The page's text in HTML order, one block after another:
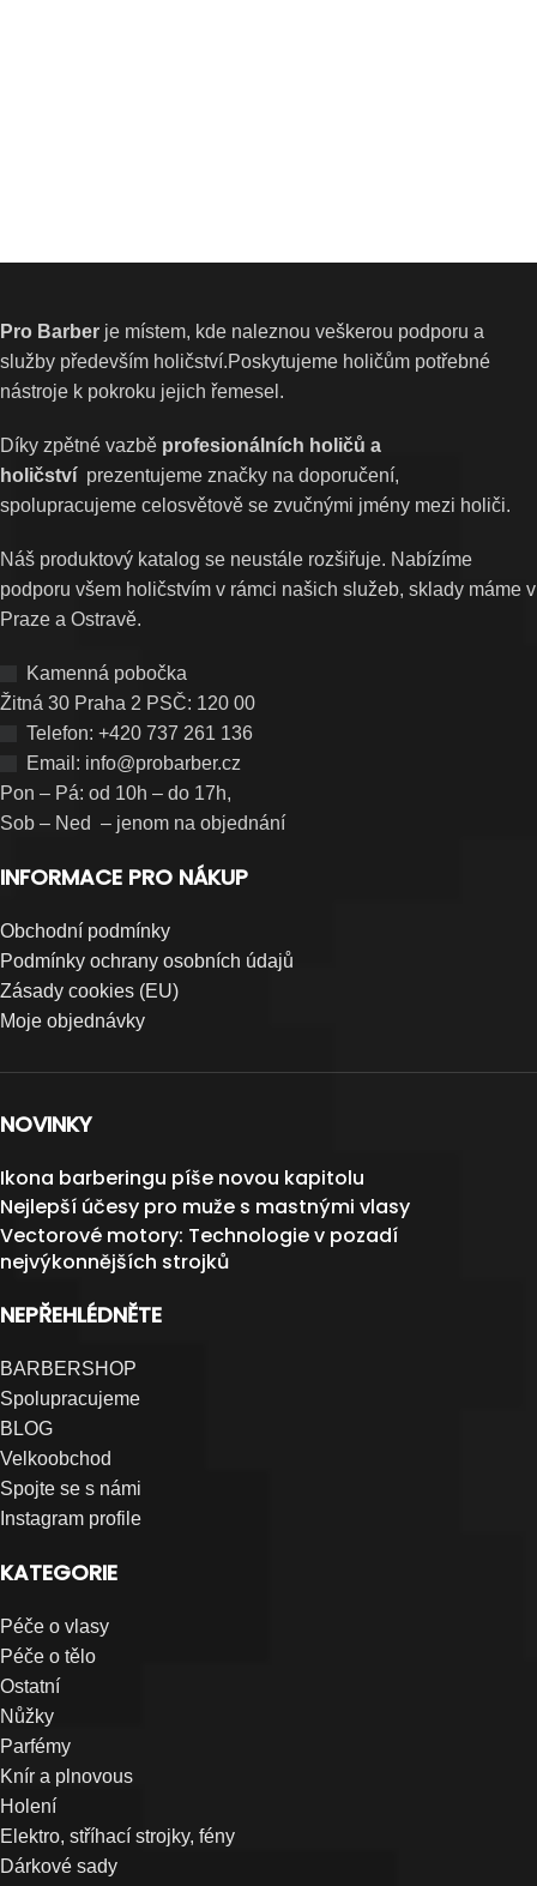
Pro Barber je místem, kde naleznou veškerou podporu a
služby především holičství.Poskytujeme holičům potřebné
nástroje k pokroku jejich řemesel.
Díky zpětné vazbě profesionálních holičů a
holičství prezentujeme značky na doporučení,
spolupracujeme celosvětově se zvučnými jmény mezi holiči.
Náš produktový katalog se neustále rozšiřuje. Nabízíme
podporu všem holičstvím v rámci našich služeb, sklady máme v
Praze a Ostravě.
Kamenná pobočka
Žitná 30 Praha 2 PSČ: 120 00
Telefon: +420 737 261 136
Email: info@probarber.cz
Pon – Pá: od 10h – do 17h,
Sob – Ned – jenom na objednání
INFORMACE PRO NÁKUP
Obchodní podmínky
Podmínky ochrany osobních údajů
Zásady cookies (EU)
Moje objednávky
NOVINKY
Ikona barberingu píše novou kapitolu
Nejlepší účesy pro muže s mastnými vlasy
Vectorové motory: Technologie v pozadí
nejvýkonnějších strojků
NEPŘEHLÉDNĚTE
BARBERSHOP
Spolupracujeme
BLOG
Velkoobchod
Spojte se s námi
Instagram profile
KATEGORIE
Péče o vlasy
Péče o tělo
Ostatní
Nůžky
Parfémy
Knír a plnovous
Holení
Elektro, stříhací strojky, fény
Dárkové sady